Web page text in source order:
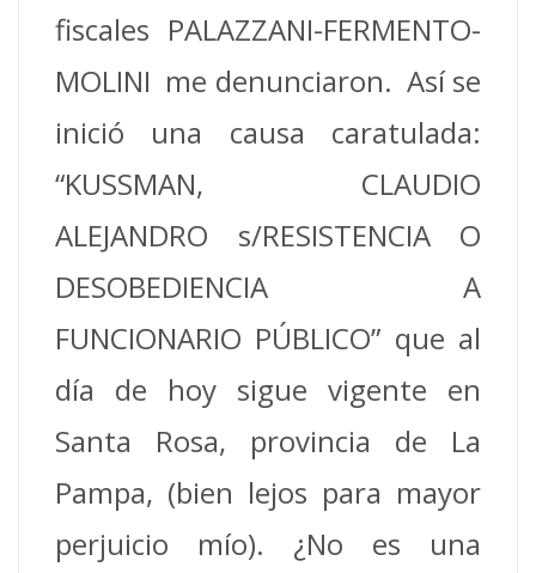
fiscales PALAZZANI-FERMENTO-
MOLINI me denunciaron. Así se
inició una causa caratulada:
“KUSSMAN, CLAUDIO
ALEJANDRO s/RESISTENCIA O
DESOBEDIENCIA A
FUNCIONARIO PÚBLICO” que al
día de hoy sigue vigente en
Santa Rosa, provincia de La
Pampa, (bien lejos para mayor
perjuicio mío). ¿No es una